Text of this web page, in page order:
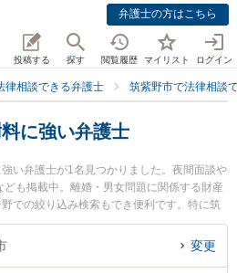
弁護士の方はこちら
投稿する 探す 閲覧履歴 マイリスト ログイン
律相談できる弁護士 筑紫野市で法律相談
に強い弁護士
い弁護士が1名見つかりました。夜間面談や
も掲載中。離婚・男女問題に関係する財産
での絞り込み検索もでき便利です。特に筑
士のプロフィール情報や弁護士費用、強み
市で土日や夜間に発生した離婚慰謝料のト
変更